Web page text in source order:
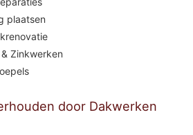
plaatsen
Zinkwerken
door Dakwerken